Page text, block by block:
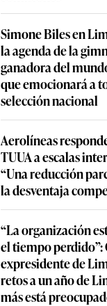
Simone Biles en
la agenda de la
ganadora del
que emocionará a
selección nacional
Aerolíneas
TUUA a escalas
“Una reducción
la desventaja
“La organización
el tiempo perdido”:
expresidente de
retos a un año de
más está